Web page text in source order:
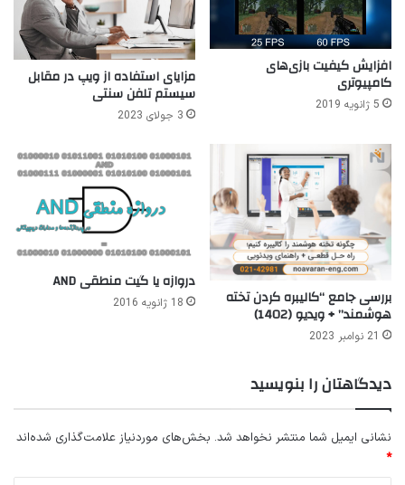
افزایش کیفیت بازی‌های
کامپیوتری
5 ژانویه 2019
مزایای استفاده از ویپ در مقابل
سیستم تلفن سنتی
3 جولای 2023
بررسی جامع “کالیبره کردن تخته
هوشمند” + ویدیو (1402)
21 نوامبر 2023
دروازه یا گیت منطقی AND
18 ژانویه 2016
دیدگاهتان را بنویسید
نشانی ایمیل شما منتشر نخواهد شد. بخش‌های موردنیاز علامت‌گذاری شده‌اند
*